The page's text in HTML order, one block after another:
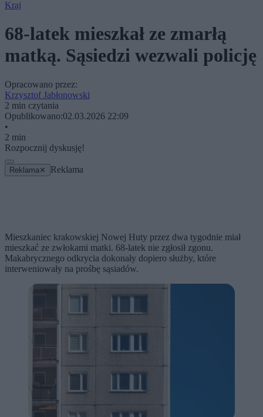
Kraj
68-latek mieszkał ze zmarłą
matką. Sąsiedzi wezwali policję
Opracowano przez:
Krzysztof Jabłonowski
2 min czytania
Opublikowano:02.03.2026 22:09
•
2 min
Rozpocznij dyskusję!
Reklama ✕ Reklama
Mieszkaniec krakowskiej Nowej Huty przez dwa tygodnie miał
mieszkać ze zwłokami matki. 68-latek nie zgłosił zgonu.
Makabrycznego odkrycia dokonały dopiero służby, które
interweniowały na prośbę sąsiadów.